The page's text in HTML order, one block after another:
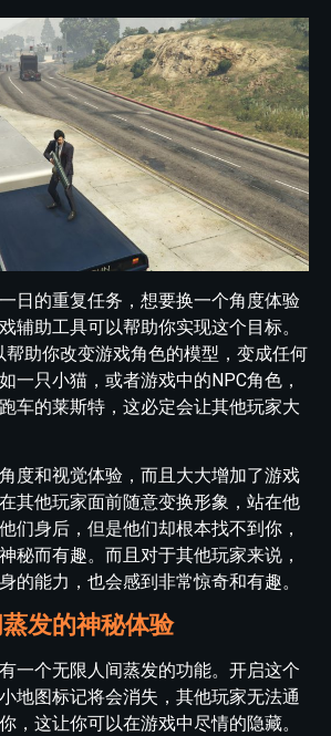
日的重复任务，想要换一个角度体验
辅助工具可以帮助你实现这个目标。
帮助你改变游戏角色的模型，变成任何
一只小猫，或者游戏中的NPC角色，
车的莱斯特，这必定会让其他玩家大
度和视觉体验，而且大大增加了游戏
其他玩家面前随意变换形象，站在他
们身后，但是他们却根本找不到你，
秘而有趣。而且对于其他玩家来说，
的能力，也会感到非常惊奇和有趣。
发的神秘体验
一个无限人间蒸发的功能。开启这个
地图标记将会消失，其他玩家无法通
，这让你可以在游戏中尽情的隐藏。